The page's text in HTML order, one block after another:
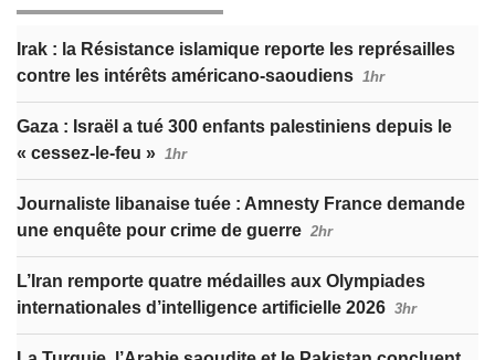
Irak : la Résistance islamique reporte les représailles
contre les intérêts américano-saoudiens 1hr
Gaza : Israël a tué 300 enfants palestiniens depuis le
« cessez-le-feu » 1hr
Journaliste libanaise tuée : Amnesty France demande
une enquête pour crime de guerre 2hr
L’Iran remporte quatre médailles aux Olympiades
internationales d’intelligence artificielle 2026 3hr